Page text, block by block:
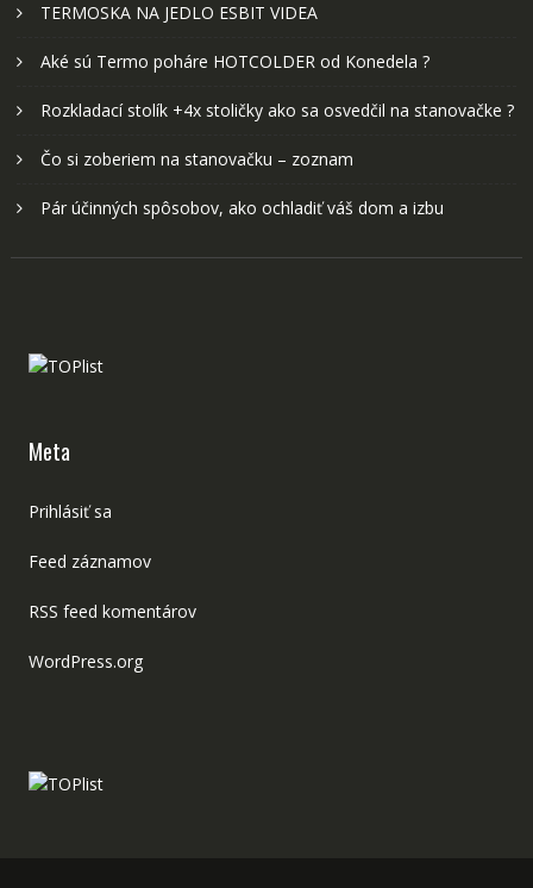
TERMOSKA NA JEDLO ESBIT VIDEA
Aké sú Termo poháre HOTCOLDER od Konedela ?
Rozkladací stolík +4x stoličky ako sa osvedčil na stanovačke ?
Čo si zoberiem na stanovačku – zoznam
Pár účinných spôsobov, ako ochladiť váš dom a izbu
Meta
Prihlásiť sa
Feed záznamov
RSS feed komentárov
WordPress.org